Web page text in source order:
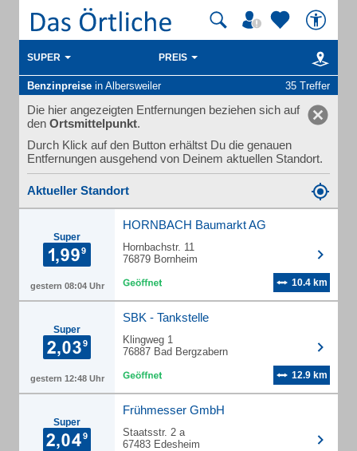
SUPER PREIS
Benzinpreise in Albersweiler 35 Treffer
Die hier angezeigten Entfernungen beziehen sich auf
den Ortsmittelpunkt.
Durch Klick auf den Button erhältst Du die genauen
Entfernungen ausgehend von Deinem aktuellen Standort.
Aktueller Standort
Super
gestern 08:04 Uhr
HORNBACH Baumarkt AG
Hornbachstr. 11
76879 Bornheim
10.4 km
Super
gestern 12:48 Uhr
SBK - Tankstelle
Klingweg 1
76887 Bad Bergzabern
12.9 km
Super
Frühmesser GmbH
Staatsstr. 2 a
67483 Edesheim